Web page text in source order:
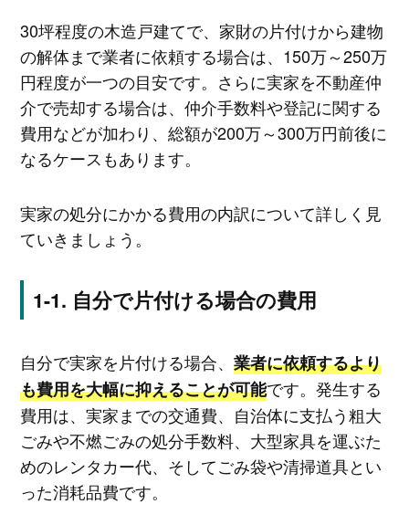
30坪程度の木造戸建てで、家財の片付けから建物
の解体まで業者に依頼する場合は、150万～250万
円程度が一つの目安です。さらに実家を不動産仲
介で売却する場合は、仲介手数料や登記に関する
費用などが加わり、総額が200万～300万円前後に
なるケースもあります。
実家の処分にかかる費用の内訳について詳しく見
ていきましょう。
自分で片付ける場合の費用
自分で実家を片付ける場合、 業者に依頼するより
も費用を大幅に抑えることが可能です。発生する
費用は、実家までの交通費、自治体に支払う粗大
ごみや不燃ごみの処分手数料、大型家具を運ぶた
めのレンタカー代、そしてごみ袋や清掃道具とい
った消耗品費です。